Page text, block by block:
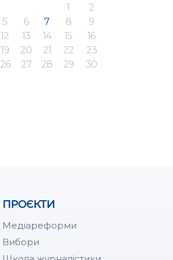
1
2
5 6 7 8
9
12 13 14 15
16
19 20 21 22
23
26 27 28 29
30
ПРОЄКТИ
Медіареформи
Вибори